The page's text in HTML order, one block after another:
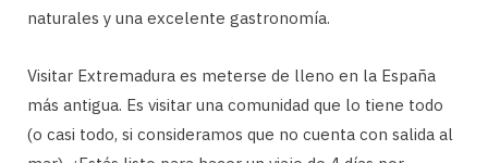
naturales y una excelente gastronomía.
Visitar Extremadura es meterse de lleno en la España
más antigua. Es visitar una comunidad que lo tiene todo
(o casi todo, si consideramos que no cuenta con salida al